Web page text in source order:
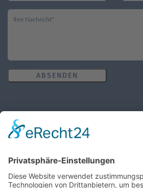
ABSENDEN
Öffnungszeiten des
MO, MI, FR: 8:30 Uhr -